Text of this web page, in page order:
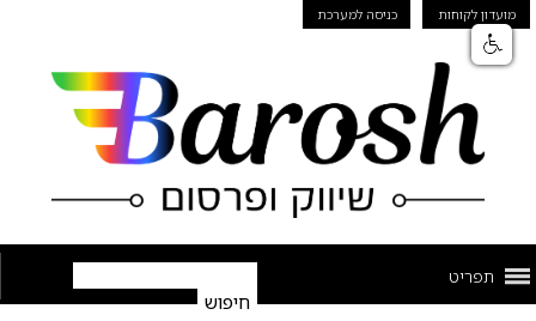
מועדון לקוחות כניסה למערכת
תפריט